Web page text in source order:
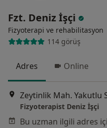
Fzt. Deniz İşçi
Fizyoterapi ve rehabilitasyon
114 görüş
Adres Online
Fizyoterapist Deniz İşçi